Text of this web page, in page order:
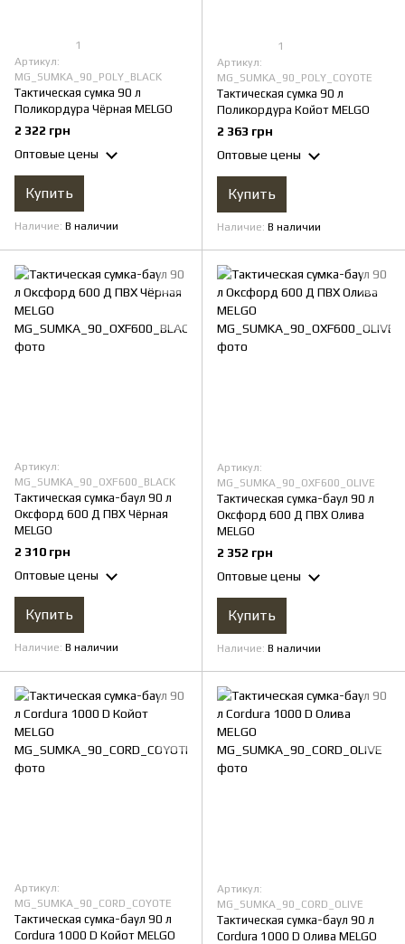
1
Артикул:
MG_SUMKA_90_POLY_BLACK
Тактическая сумка 90 л
Поликордура Чёрная MELGO
2 322 грн
Оптовые цены
Купить
Наличие В наличии
1
Артикул:
MG_SUMKA_90_POLY_COYOTE
Тактическая сумка 90 л
Поликордура Койот MELGO
2 363 грн
Оптовые цены
Купить
Наличие В наличии
Артикул:
MG_SUMKA_90_OXF600_BLACK
Тактическая сумка-баул 90 л
Оксфорд 600 Д ПВХ Чёрная
MELGO
2 310 грн
Оптовые цены
Купить
Наличие В наличии
Артикул:
MG_SUMKA_90_OXF600_OLIVE
Тактическая сумка-баул 90 л
Оксфорд 600 Д ПВХ Олива
MELGO
2 352 грн
Оптовые цены
Купить
Наличие В наличии
Артикул:
MG_SUMKA_90_CORD_COYOTE
Тактическая сумка-баул 90 л
Cordura 1000 D Койот MELGO
Артикул:
MG_SUMKA_90_CORD_OLIVE
Тактическая сумка-баул 90 л
Cordura 1000 D Олива MELGO